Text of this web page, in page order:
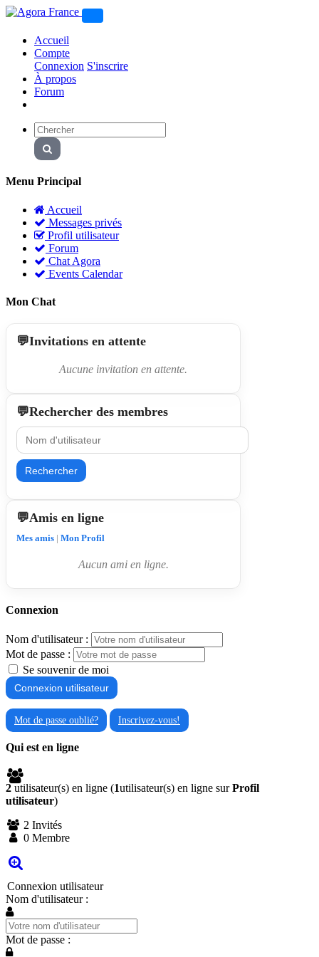
Accueil
Compte
Connexion S'inscrire
À propos
Forum
Menu Principal
Accueil
Messages privés
Profil utilisateur
Forum
Chat Agora
Events Calendar
Mon Chat
Invitations en attente
Aucune invitation en attente.
Rechercher des membres
Rechercher
Amis en ligne
Mes amis | Mon Profil
Aucun ami en ligne.
Connexion
Nom d'utilisateur :
Mot de passe :
Se souvenir de moi
Mot de passe oublié? Inscrivez-vous!
Qui est en ligne
2 utilisateur(s) en ligne (1utilisateur(s) en ligne surProfil
utilisateur)
2 Invités
0 Membre
Connexion utilisateur
Nom d'utilisateur :
Mot de passe :